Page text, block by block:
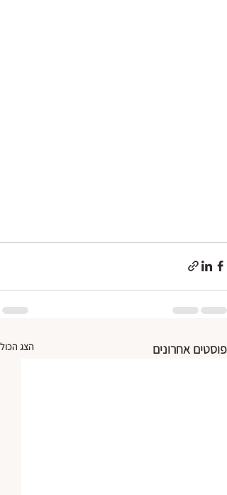
פוסטים אחרונים הצג הכול